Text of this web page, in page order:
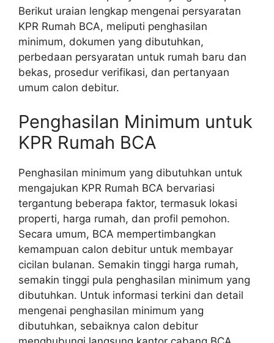
Berikut uraian lengkap mengenai persyaratan
KPR Rumah BCA, meliputi penghasilan
minimum, dokumen yang dibutuhkan,
perbedaan persyaratan untuk rumah baru dan
bekas, prosedur verifikasi, dan pertanyaan
umum calon debitur.
Penghasilan Minimum untuk
KPR Rumah BCA
Penghasilan minimum yang dibutuhkan untuk
mengajukan KPR Rumah BCA bervariasi
tergantung beberapa faktor, termasuk lokasi
properti, harga rumah, dan profil pemohon.
Secara umum, BCA mempertimbangkan
kemampuan calon debitur untuk membayar
cicilan bulanan. Semakin tinggi harga rumah,
semakin tinggi pula penghasilan minimum yang
dibutuhkan. Untuk informasi terkini dan detail
mengenai penghasilan minimum yang
dibutuhkan, sebaiknya calon debitur